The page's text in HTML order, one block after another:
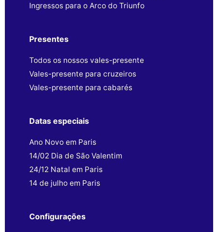
Ingressos para o Arco do Triunfo
Presentes
Todos os nossos vales-presente
Vales-presente para cruzeiros
Vales-presente para cabarés
Datas especiais
Ano Novo em Paris
14/02 Dia de São Valentim
24/12 Natal em Paris
14 de julho em Paris
Configurações